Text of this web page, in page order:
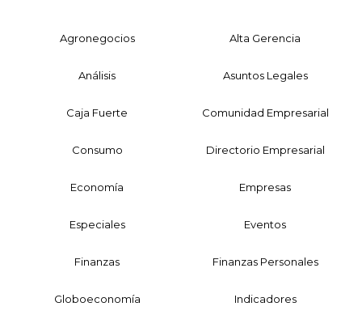
Agronegocios Alta Gerencia
Análisis Asuntos Legales
Caja Fuerte Comunidad Empresarial
Consumo Directorio Empresarial
Economía Empresas
Especiales Eventos
Finanzas Finanzas Personales
Globoeconomía Indicadores